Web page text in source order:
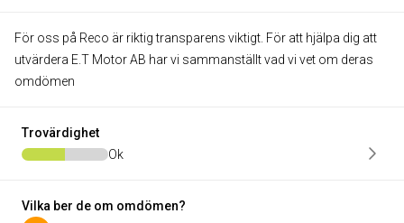
För oss på Reco är riktig transparens viktigt. För att hjälpa dig att
utvärdera E.T Motor AB har vi sammanställt vad vi vet om deras
omdömen
Trovärdighet
Ok
Vilka ber de om omdömen?